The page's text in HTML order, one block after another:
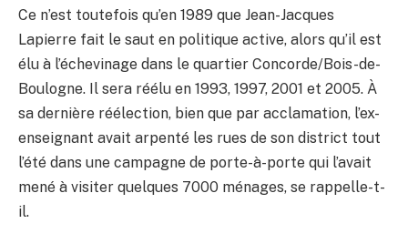
Ce n’est toutefois qu’en 1989 que Jean-Jacques
Lapierre fait le saut en politique active, alors qu’il est
élu à l’échevinage dans le quartier Concorde/Bois-de-
Boulogne. Il sera réélu en 1993, 1997, 2001 et 2005. À
sa dernière réélection, bien que par acclamation, l’ex-
enseignant avait arpenté les rues de son district tout
l’été dans une campagne de porte-à-porte qui l’avait
mené à visiter quelques 7000 ménages, se rappelle-t-
il.